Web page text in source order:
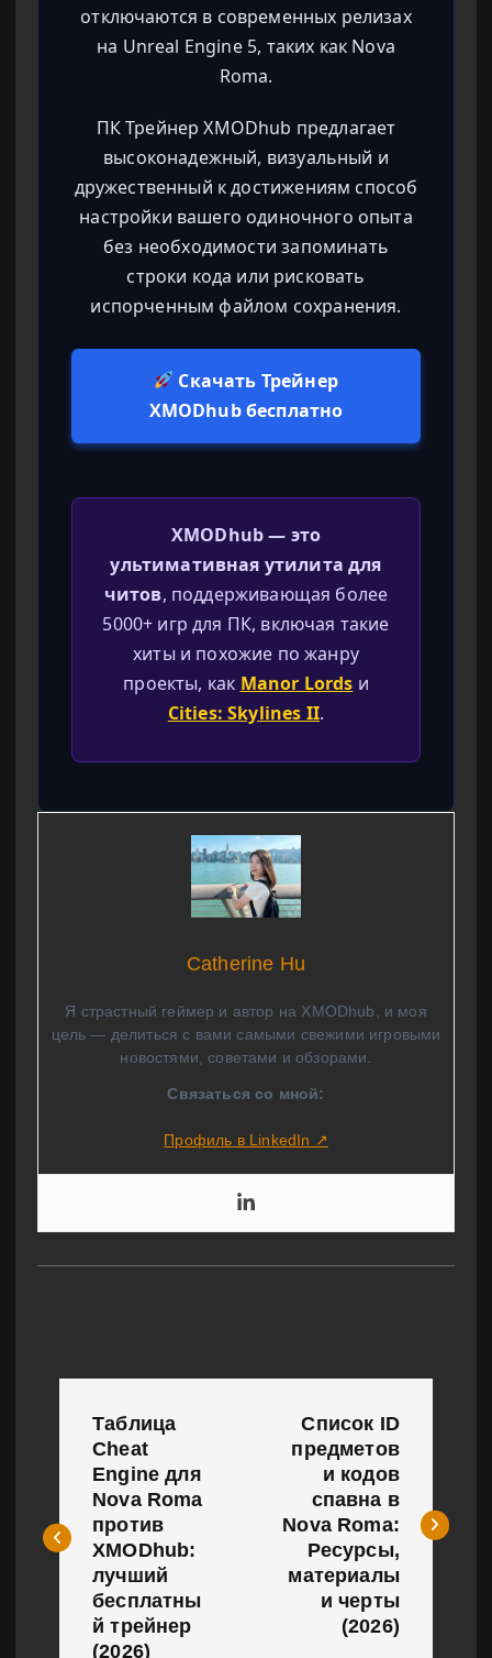
отключаются в современных релизах
на Unreal Engine 5, таких как Nova
Roma.
ПК Трейнер XMODhub предлагает
высоконадежный, визуальный и
дружественный к достижениям способ
настройки вашего одиночного опыта
без необходимости запоминать
строки кода или рисковать
испорченным файлом сохранения.
Скачать Трейнер
XMODhub бесплатно
XMODhub — это
ультимативная утилита для
читов, поддерживающая более
5000+ игр для ПК, включая такие
хиты и похожие по жанру
проекты, как Manor Lords и
Cities: Skylines II.
Catherine Hu
Я страстный геймер и автор на XMODhub, и моя
цель — делиться с вами самыми свежими игровыми
новостями, советами и обзорами.
Связаться со мной:
Профиль в LinkedIn ↗
и
Таблица
Cheat
Engine для
Nova Roma
против
XMODhub:
лучший
бесплатны
й трейнер
(2026)
Список ID
предметов
и кодов
спавна в
Nova Roma:
Ресурсы,
материалы
и черты
(2026)